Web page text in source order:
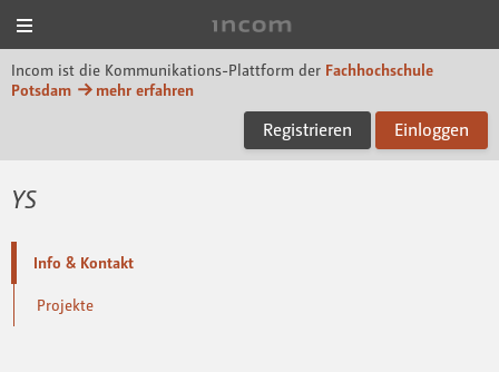
Incom ist die Kommunikations-Plattform der Fachhochschule
Potsdam
mehr erfahren
Registrieren Einloggen
YS
Info & Kontakt
Projekte